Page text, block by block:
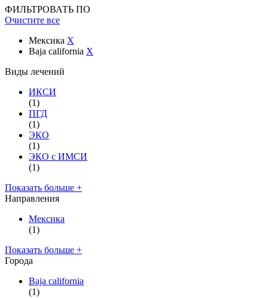
ФИЛЬТРОВАТЬ ПО
Очистите все
Мексика X
Baja california X
Виды лечений
ИКСИ
(1)
ПГД
(1)
ЭКО
(1)
ЭКО с ИМСИ
(1)
Показать больше +
Направления
Мексика
(1)
Показать больше +
Города
Baja california
(1)